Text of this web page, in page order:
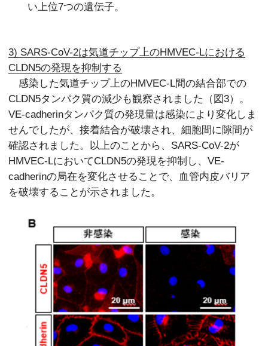
い上位7つの遺伝子。
3) SARS-CoV-2は気道チップ上のHMVEC-Lにおける
CLDN5の発現を抑制する
感染した気道チップ上のHMVEC-L間の結合部での
CLDN5タンパク質の減少も観察されました（図3）。
VE-cadherinタンパク質の発現量は感染により変化しま
せんでしたが、接着結合が破壊され、細胞間に隙間が
確認されました。以上のことから、SARS-CoV-2が
HMVEC-LにおいてCLDN5の発現を抑制し、VE-
cadherinの局在を変化させることで、血管内皮バリア
を破壊することが示されました。